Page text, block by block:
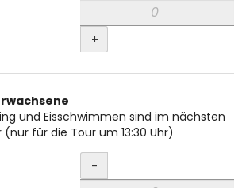
+
und Eisschwimmen sind im nächsten
für die Tour um 13:30 Uhr)
Menge
-